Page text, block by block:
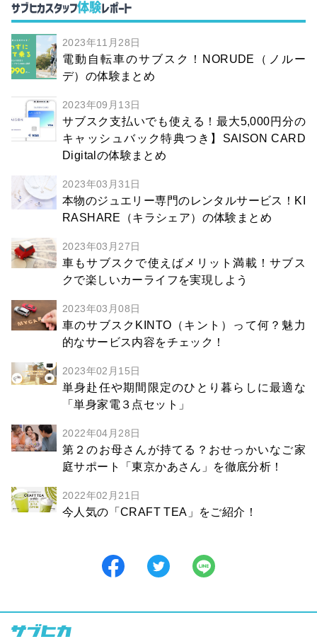
サブヒカスタッフ体験レポート
2023年11月28日
電動自転車のサブスク！NORUDE（ノルー
デ）の体験まとめ
2023年09月13日
サブスク支払いでも使える！最大5,000円分の
キャッシュバック特典つき】SAISON CARD
Digitalの体験まとめ
2023年03月31日
本物のジュエリー専門のレンタルサービス！KI
RASHARE（キラシェア）の体験まとめ
2023年03月27日
車もサブスクで使えばメリット満載！サブス
クで楽しいカーライフを実現しよう
2023年03月08日
車のサブスクKINTO（キント）って何？魅力
的なサービス内容をチェック！
2023年02月15日
単身赴任や期間限定のひとり暮らしに最適な
「単身家電３点セット」
2022年04月28日
第２のお母さんが持てる？おせっかいなご家
庭サポート「東京かあさん」を徹底分析！
2022年02月21日
今人気の「CRAFT TEA」をご紹介！